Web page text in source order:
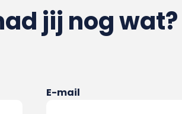
jij nog wat?
E-mail